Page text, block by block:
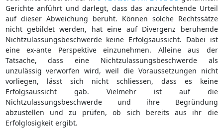
Gerichte anführt und darlegt, dass das anzufechtende Urteil
auf dieser Abweichung beruht. Können solche Rechtssätze
nicht gebildet werden, hat eine auf Divergenz beruhende
Nichtzulassungsbeschwerde keine Erfolgsaussicht. Dabei ist
eine ex-ante Perspektive einzunehmen. Alleine aus der
Tatsache, dass eine Nichtzulassungsbeschwerde als
unzulässig verworfen wird, weil die Voraussetzungen nicht
vorliegen, lässt sich nicht schliessen, dass es keine
Erfolgsaussicht gab. Vielmehr ist auf die
Nichtzulassungsbeschwerde und ihre Begründung
abzustellen und zu prüfen, ob sich bereits aus ihr die
Erfolglosigkeit ergibt.